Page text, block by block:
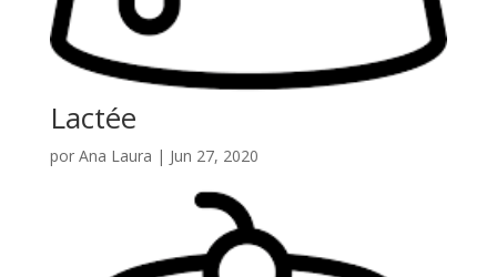
Lactée
por Ana Laura | Jun 27, 2020